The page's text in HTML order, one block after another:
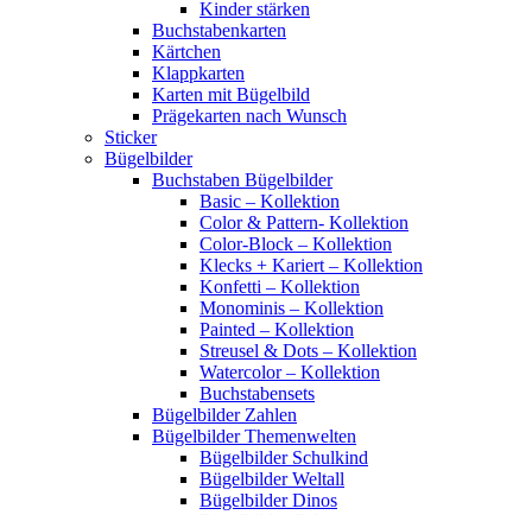
Kinder stärken
Buchstabenkarten
Kärtchen
Klappkarten
Karten mit Bügelbild
Prägekarten nach Wunsch
Sticker
Bügelbilder
Buchstaben Bügelbilder
Basic – Kollektion
Color & Pattern- Kollektion
Color-Block – Kollektion
Klecks + Kariert – Kollektion
Konfetti – Kollektion
Monominis – Kollektion
Painted – Kollektion
Streusel & Dots – Kollektion
Watercolor – Kollektion
Buchstabensets
Bügelbilder Zahlen
Bügelbilder Themenwelten
Bügelbilder Schulkind
Bügelbilder Weltall
Bügelbilder Dinos